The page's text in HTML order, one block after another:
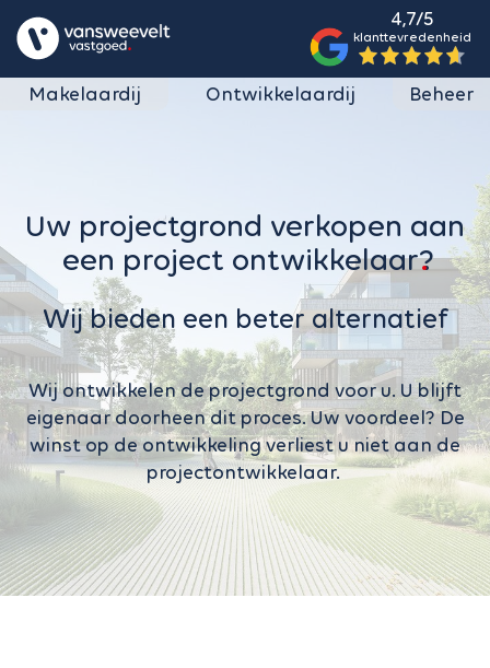
4,7/5
klanttevredenheid
Makelaardij Ontwikkelaardij Beheer
Uw projectgrond verkopen aan
een project ontwikkelaar?
Wij bieden een beter alternatief
Wij ontwikkelen de projectgrond voor u. U blijft
eigenaar doorheen dit proces. Uw voordeel? De
winst op de ontwikkeling verliest u niet aan de
projectontwikkelaar.